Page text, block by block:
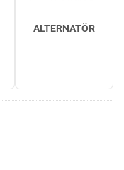
ALTERNATÖR